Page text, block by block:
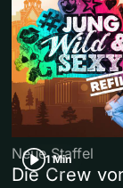
1 Min
Neue Staffel
Die Crew